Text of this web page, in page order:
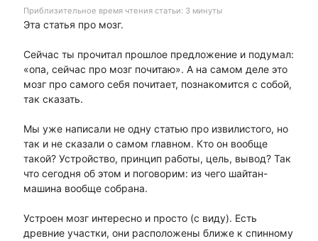
Приблизительное время чтения статьи: 3 минуты
Эта статья про мозг.
Сейчас ты прочитал прошлое предложение и подумал:
«опа, сейчас про мозг почитаю». А на самом деле это
мозг про самого себя почитает, познакомится с собой,
так сказать.
Мы уже написали не одну статью про извилистого, но
так и не сказали о самом главном. Кто он вообще
такой? Устройство, принцип работы, цель, вывод? Так
что сегодня об этом и поговорим: из чего шайтан-
машина вообще собрана.
Устроен мозг интересно и просто (с виду). Есть
древние участки, они расположены ближе к спинному